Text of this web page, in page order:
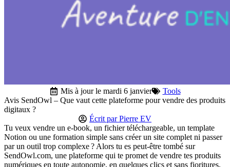
Mis à jour le mardi 6 janvier
Tools
Avis SendOwl – Que vaut cette plateforme pour vendre des produits
digitaux ?
Écrit parPierre EV
Tu veux vendre un e-book, un fichier téléchargeable, un template
Notion ou une formation simple sans créer un site complet ni passer
par un outil trop complexe ? Alors tu es peut-être tombé sur
SendOwl.com, une plateforme qui te promet de vendre tes produits
numériques en toute autonomie, en quelques clics et sans fioritures.